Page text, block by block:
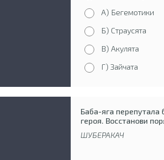
А) Бегемотики
Б) Страусята
В) Акулята
Г) Зайчата
Баба-яга перепутала
героя. Восстанови
ШУБЕРАКАЧ